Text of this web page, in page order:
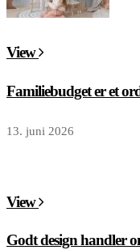
View
Familiebudget er et
13. juni 2026
View
Godt design handler